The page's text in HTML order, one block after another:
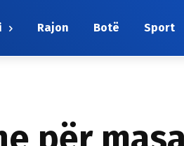
Rajon Botë Sport